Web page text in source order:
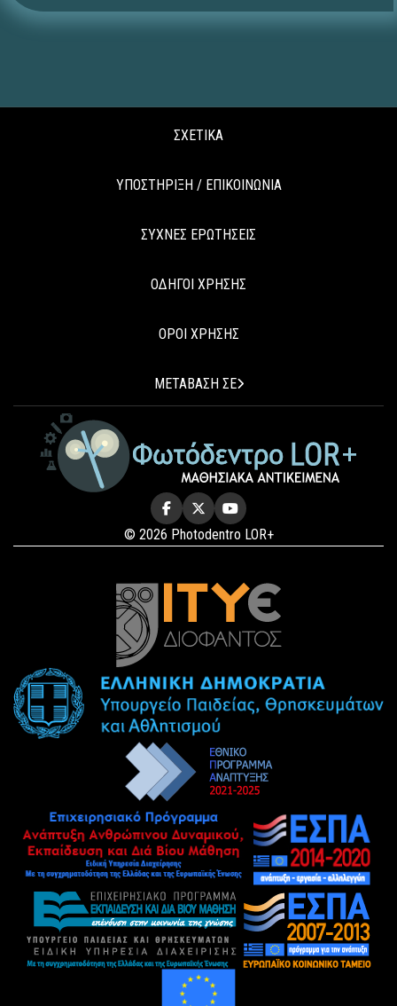
ΣΧΕΤΙΚΑ
ΥΠΟΣΤΗΡΙΞΗ / ΕΠΙΚΟΙΝΩΝΙΑ
ΣΥΧΝΕΣ ΕΡΩΤΗΣΕΙΣ
ΟΔΗΓΟΙ ΧΡΗΣΗΣ
ΟΡΟΙ ΧΡΗΣΗΣ
ΜΕΤΑΒΑΣΗ ΣΕ
© 2026 Photodentro LOR+